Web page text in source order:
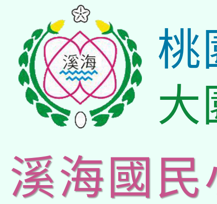
桃
大
溪海國民